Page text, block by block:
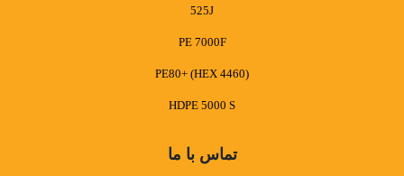
525J
PE 7000F
PE80+ (HEX 4460)
HDPE 5000 S
تماس با ما